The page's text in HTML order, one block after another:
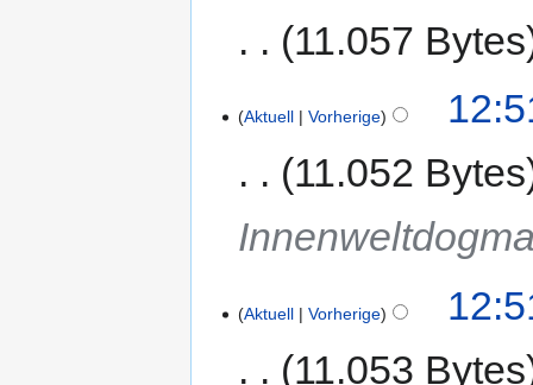
11.057 Bytes
Aktuell Vorherige
11.052 Bytes
Aktuell Vorherige
11.053 Bytes